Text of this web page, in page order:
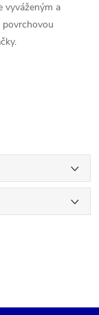
vyváženým a